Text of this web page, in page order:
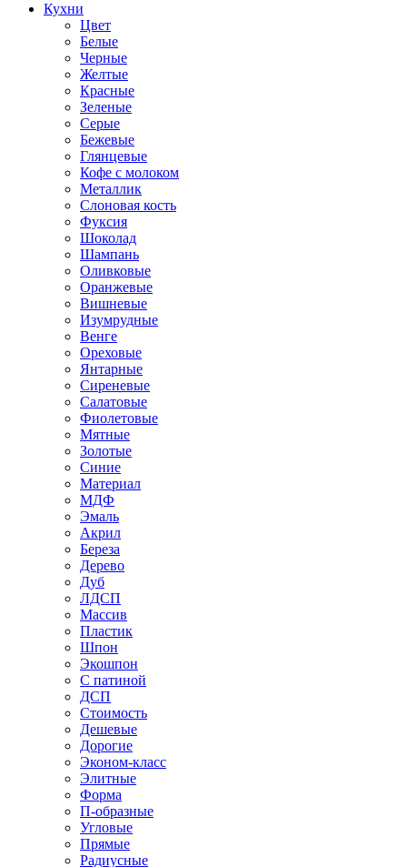
Кухни
Цвет
Белые
Черные
Желтые
Красные
Зеленые
Серые
Бежевые
Глянцевые
Кофе с молоком
Металлик
Слоновая кость
Фуксия
Шоколад
Шампань
Оливковые
Оранжевые
Вишневые
Изумрудные
Венге
Ореховые
Янтарные
Сиреневые
Салатовые
Фиолетовые
Мятные
Золотые
Синие
Материал
МДФ
Эмаль
Акрил
Береза
Дерево
Дуб
ЛДСП
Массив
Пластик
Шпон
Экошпон
С патиной
ДСП
Стоимость
Дешевые
Дорогие
Эконом-класс
Элитные
Форма
П-образные
Угловые
Прямые
Радиусные